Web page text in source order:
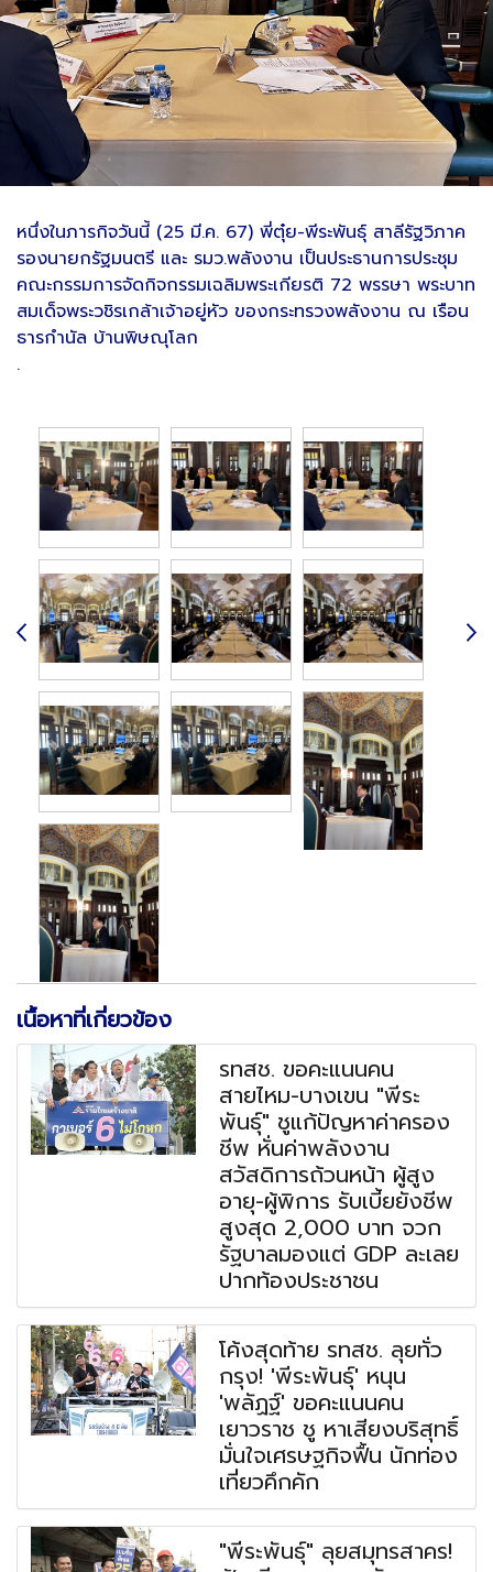
หนึ่งในภารกิจวันนี้ (25 มี.ค. 67) พี่ตุ๋ย-พีระพันธุ์ สาลีรัฐวิภาค
รองนายกรัฐมนตรี และ รมว.พลังงาน เป็นประธานการประชุม
คณะกรรมการจัดกิจกรรมเฉลิมพระเกียรติ 72 พรรษา พระบาท
สมเด็จพระวชิรเกล้าเจ้าอยู่หัว ของกระทรวงพลังงาน ณ เรือน
ธารกำนัล บ้านพิษณุโลก
.
เนื้อหาที่เกี่ยวข้อง
รทสช. ขอคะแนนคน
สายไหม-บางเขน "พีระ
พันธุ์" ชูแก้ปัญหาค่าครอง
ชีพ หั่นค่าพลังงาน
สวัสดิการถ้วนหน้า ผู้สูง
อายุ-ผู้พิการ รับเบี้ยยังชีพ
สูงสุด 2,000 บาท จวก
รัฐบาลมองแต่ GDP ละเลย
ปากท้องประชาชน
โค้งสุดท้าย รทสช. ลุยทั่ว
กรุง! 'พีระพันธุ์' หนุน
'พลัฏฐ์' ขอคะแนนคน
เยาวราช ชู หาเสียงบริสุทธิ์
มั่นใจเศรษฐกิจฟื้น นักท่อง
เที่ยวคึกคัก
"พีระพันธุ์" ลุยสมุทรสาคร!